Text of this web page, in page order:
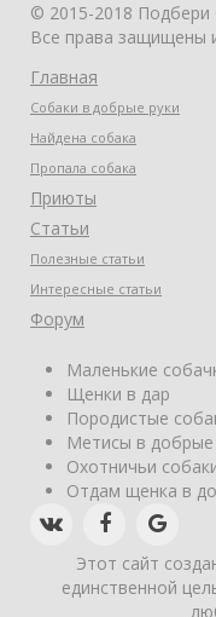
© 2015-2018 Подбери
Все права защищены
Главная
Собаки в добрые руки
Найдена собака
Пропала собака
Приюты
Статьи
Полезные статьи
Интересные статьи
Форум
Маленькие
Щенки в дар
Породистые
Метисы в добрые
Охотничьи
Отдам щенка в
Этот сайт
единственной